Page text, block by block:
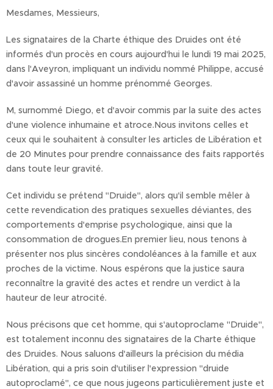
Mesdames, Messieurs,
Les signataires de la Charte éthique des Druides ont été
informés d'un procès en cours aujourd'hui le lundi 19 mai 2025,
dans l'Aveyron, impliquant un individu nommé Philippe, accusé
d'avoir assassiné un homme prénommé Georges.
M, surnommé Diego, et d'avoir commis par la suite des actes
d'une violence inhumaine et atroce.Nous invitons celles et
ceux qui le souhaitent à consulter les articles de Libération et
de 20 Minutes pour prendre connaissance des faits rapportés
dans toute leur gravité.
Cet individu se prétend "Druide", alors qu'il semble mêler à
cette revendication des pratiques sexuelles déviantes, des
comportements d'emprise psychologique, ainsi que la
consommation de drogues.En premier lieu, nous tenons à
présenter nos plus sincères condoléances à la famille et aux
proches de la victime. Nous espérons que la justice saura
reconnaître la gravité des actes et rendre un verdict à la
hauteur de leur atrocité.
Nous précisons que cet homme, qui s'autoproclame "Druide",
est totalement inconnu des signataires de la Charte éthique
des Druides. Nous saluons d'ailleurs la précision du média
Libération, qui a pris soin d'utiliser l'expression "druide
autoproclamé", ce que nous jugeons particulièrement juste et